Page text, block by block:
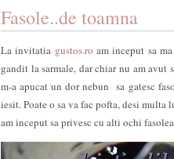
Fasole..de toamna
La invitatia gustos.ro am inceput sa
gandit la sarmale, dar chiar nu am avut
m-a apucat un dor nebun sa gatesc
iesit. Poate o sa va fac pofta, desi multa
am inceput sa privesc cu alti ochi